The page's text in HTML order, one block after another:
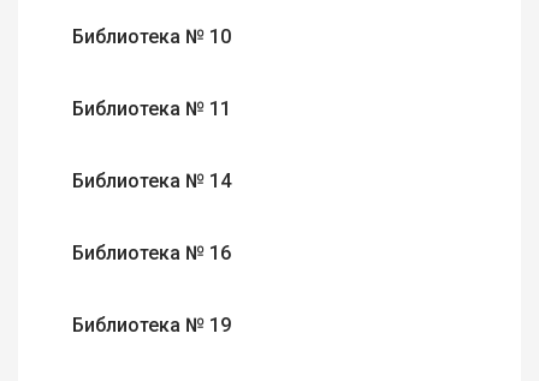
Библиотека № 10
Библиотека № 11
Библиотека № 14
Библиотека № 16
Библиотека № 19